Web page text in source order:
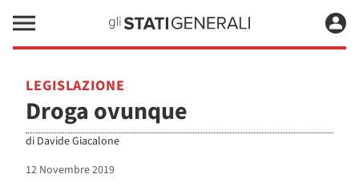
LEGISLAZIONE
Droga ovunque
di Davide Giacalone
12 Novembre 2019